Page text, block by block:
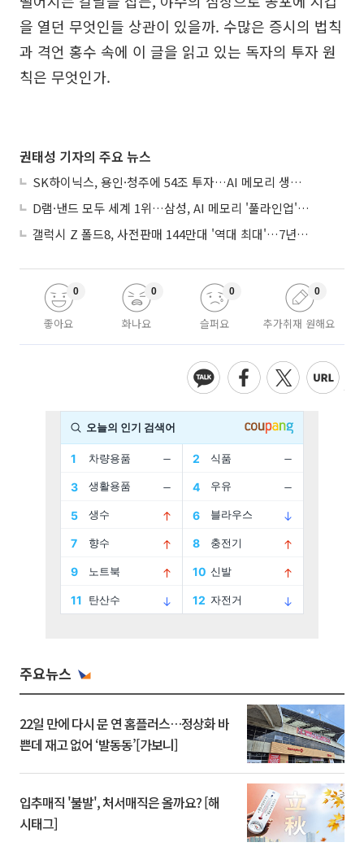
을 열던 무엇인들 상관이 있을까. 수많은 증시의 법칙
과 격언 홍수 속에 이 글을 읽고 있는 독자의 투자 원
칙은 무엇인가.
권태성 기자의 주요 뉴스
SK하이닉스, 용인·청주에 54조 투자…AI 메모리 생산기지 키운다
D램·낸드 모두 세계 1위…삼성, AI 메모리 '풀라인업'으로 승부
갤럭시 Z 폴드8, 사전판매 144만대 '역대 최대'…7년만에 갤노트10 기록 넘어
좋아요
0
화나요
0
슬퍼요
0
추가취재 원해요
0
주요뉴스
22일 만에 다시 문 연 홈플러스…정상화 바
쁜데 재고 없어 ‘발동동’[가보니]
입추매직 '불발', 처서매직은 올까요? [해
시태그]